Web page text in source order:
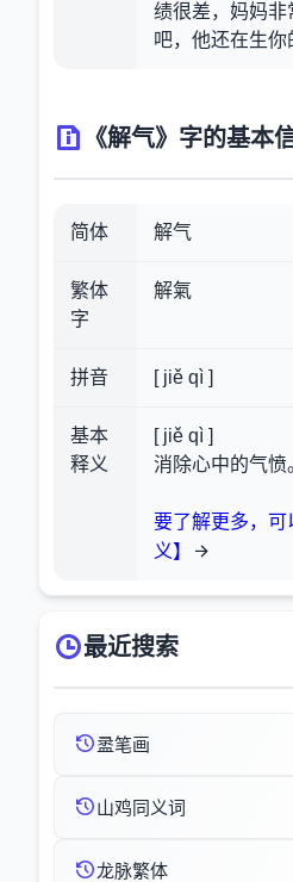
绩很差，妈妈非
吧，他还在生你
《解气》字的基本
简体 解气
繁体
字
解氣
拼音 [ jiě qì ]
基本
释义
[ jiě qì ]
消除心中的气愤
要了解更多，可
义】
最近搜索
盝笔画
山鸡同义词
龙脉繁体